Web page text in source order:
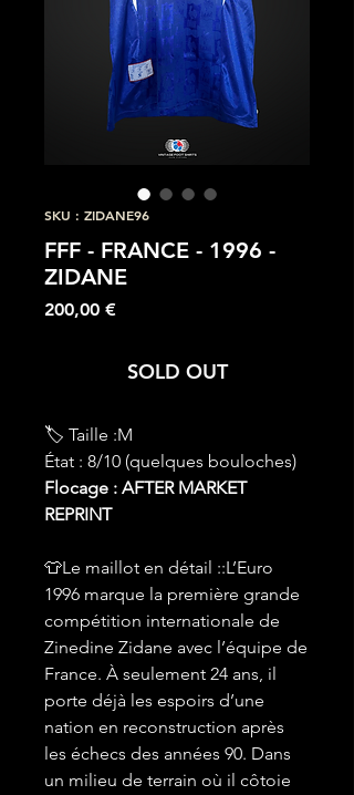
SKU : ZIDANE96
FFF - FRANCE - 1996 -
ZIDANE
200,00 €Prix
SOLD OUT
🏷 Taille :M
État : 8/10 (quelques bouloches)
Flocage : AFTER MARKET
REPRINT
👕Le maillot en détail ::L’Euro
1996 marque la première grande
compétition internationale de
Zinedine Zidane avec l’équipe de
France. À seulement 24 ans, il
porte déjà les espoirs d’une
nation en reconstruction après
les échecs des années 90. Dans
un milieu de terrain où il côtoie